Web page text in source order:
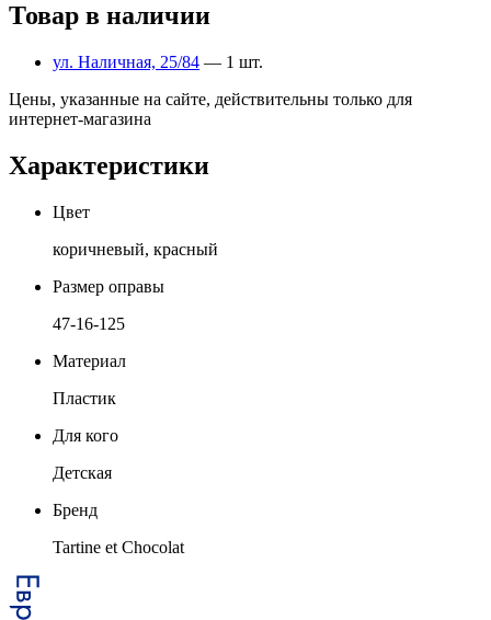
Товар в наличии
ул. Наличная, 25/84 — 1 шт.
Цены, указанные на сайте, действительны только для
интернет-магазина
Характеристики
Цвет
коричневый, красный
Размер оправы
47-16-125
Материал
Пластик
Для кого
Детская
Бренд
Tartine et Chocolat